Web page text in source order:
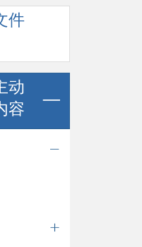
件
动
容